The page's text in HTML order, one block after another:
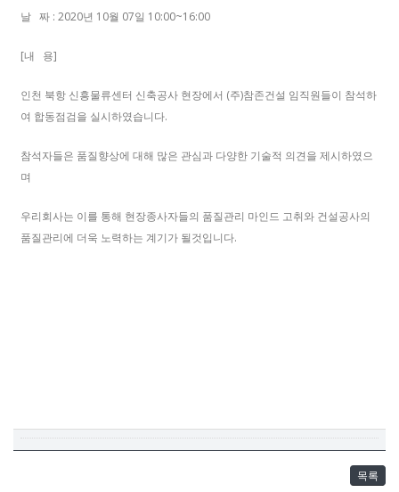
날 짜 : 2020년 10월 07일 10:00~16:00
[내 용]
인천 북항 신흥물류센터 신축공사 현장에서 (주)참존건설 임직원들이 참석하
여 합동점검을 실시하였습니다.
참석자들은 품질향상에 대해 많은 관심과 다양한 기술적 의견을 제시하였으
며
우리회사는 이를 통해 현장종사자들의 품질관리 마인드 고취와 건설공사의
품질관리에 더욱 노력하는 계기가 될것입니다.
목록